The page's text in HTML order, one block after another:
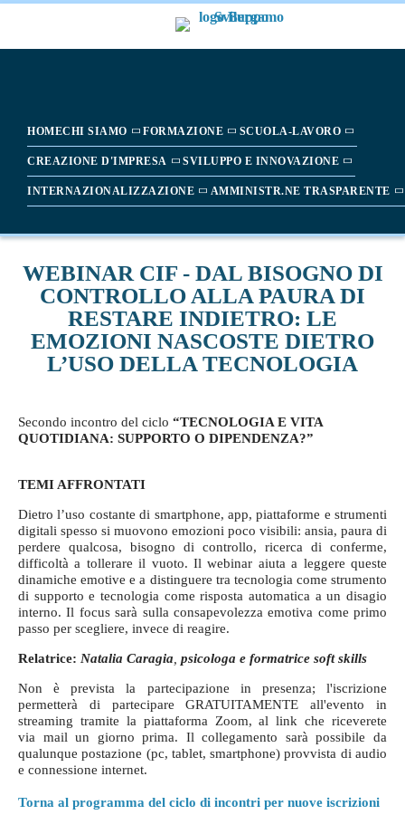
HOMECHI SIAMO FORMAZIONE SCUOLA-LAVORO
CREAZIONE D'IMPRESA SVILUPPO E INNOVAZIONE
INTERNAZIONALIZZAZIONE AMMINISTR.NE TRASPARENTE
WEBINAR CIF - DAL BISOGNO DI
CONTROLLO ALLA PAURA DI
RESTARE INDIETRO: LE
EMOZIONI NASCOSTE DIETRO
L’USO DELLA TECNOLOGIA
Secondo incontro del ciclo “TECNOLOGIA E VITA
QUOTIDIANA: SUPPORTO O DIPENDENZA?”
TEMI AFFRONTATI
Dietro l’uso costante di smartphone, app, piattaforme e strumenti
digitali spesso si muovono emozioni poco visibili: ansia, paura di
perdere qualcosa, bisogno di controllo, ricerca di conferme,
difficoltà a tollerare il vuoto. Il webinar aiuta a leggere queste
dinamiche emotive e a distinguere tra tecnologia come strumento
di supporto e tecnologia come risposta automatica a un disagio
interno. Il focus sarà sulla consapevolezza emotiva come primo
passo per scegliere, invece di reagire.
Relatrice: Natalia Caragia psicologa e formatrice soft skills
Non è prevista la partecipazione in presenza; l'iscrizione
permetterà di partecipare GRATUITAMENTE all'evento in
streaming tramite la piattaforma Zoom, al link che riceverete
via mail un giorno prima. Il collegamento sarà possibile da
qualunque postazione (pc, tablet, smartphone) provvista di audio
e connessione internet.
Torna al programma del ciclo di incontri per nuove iscrizioni